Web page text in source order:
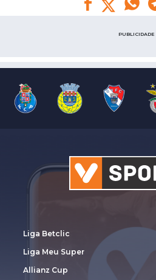
PUBLICIDADE
Liga Betclic
Liga Meu Super
Allianz Cup